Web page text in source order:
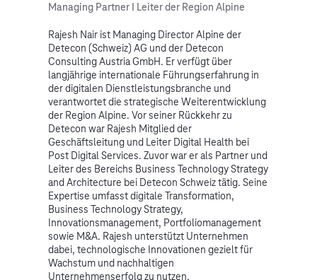
Managing Partner I Leiter der Region Alpine
Rajesh Nair ist Managing Director Alpine der
Detecon (Schweiz) AG und der Detecon
Consulting Austria GmbH. Er verfügt über
langjährige internationale Führungserfahrung in
der digitalen Dienstleistungsbranche und
verantwortet die strategische Weiterentwicklung
der Region Alpine. Vor seiner Rückkehr zu
Detecon war Rajesh Mitglied der
Geschäftsleitung und Leiter Digital Health bei
Post Digital Services. Zuvor war er als Partner und
Leiter des Bereichs Business Technology Strategy
and Architecture bei Detecon Schweiz tätig. Seine
Expertise umfasst digitale Transformation,
Business Technology Strategy,
Innovationsmanagement, Portfoliomanagement
sowie M&A. Rajesh unterstützt Unternehmen
dabei, technologische Innovationen gezielt für
Wachstum und nachhaltigen
Unternehmenserfolg zu nutzen.